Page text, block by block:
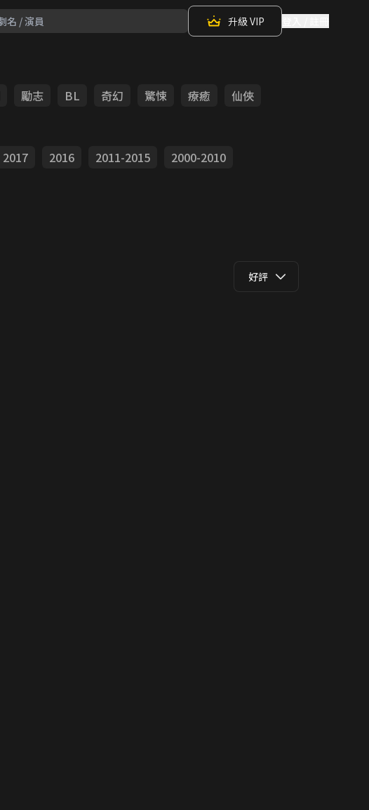
升級 VIP
勵志 BL 奇幻 驚悚 療癒
仙俠
2017 2016 2011-2015
2000-2010
好評